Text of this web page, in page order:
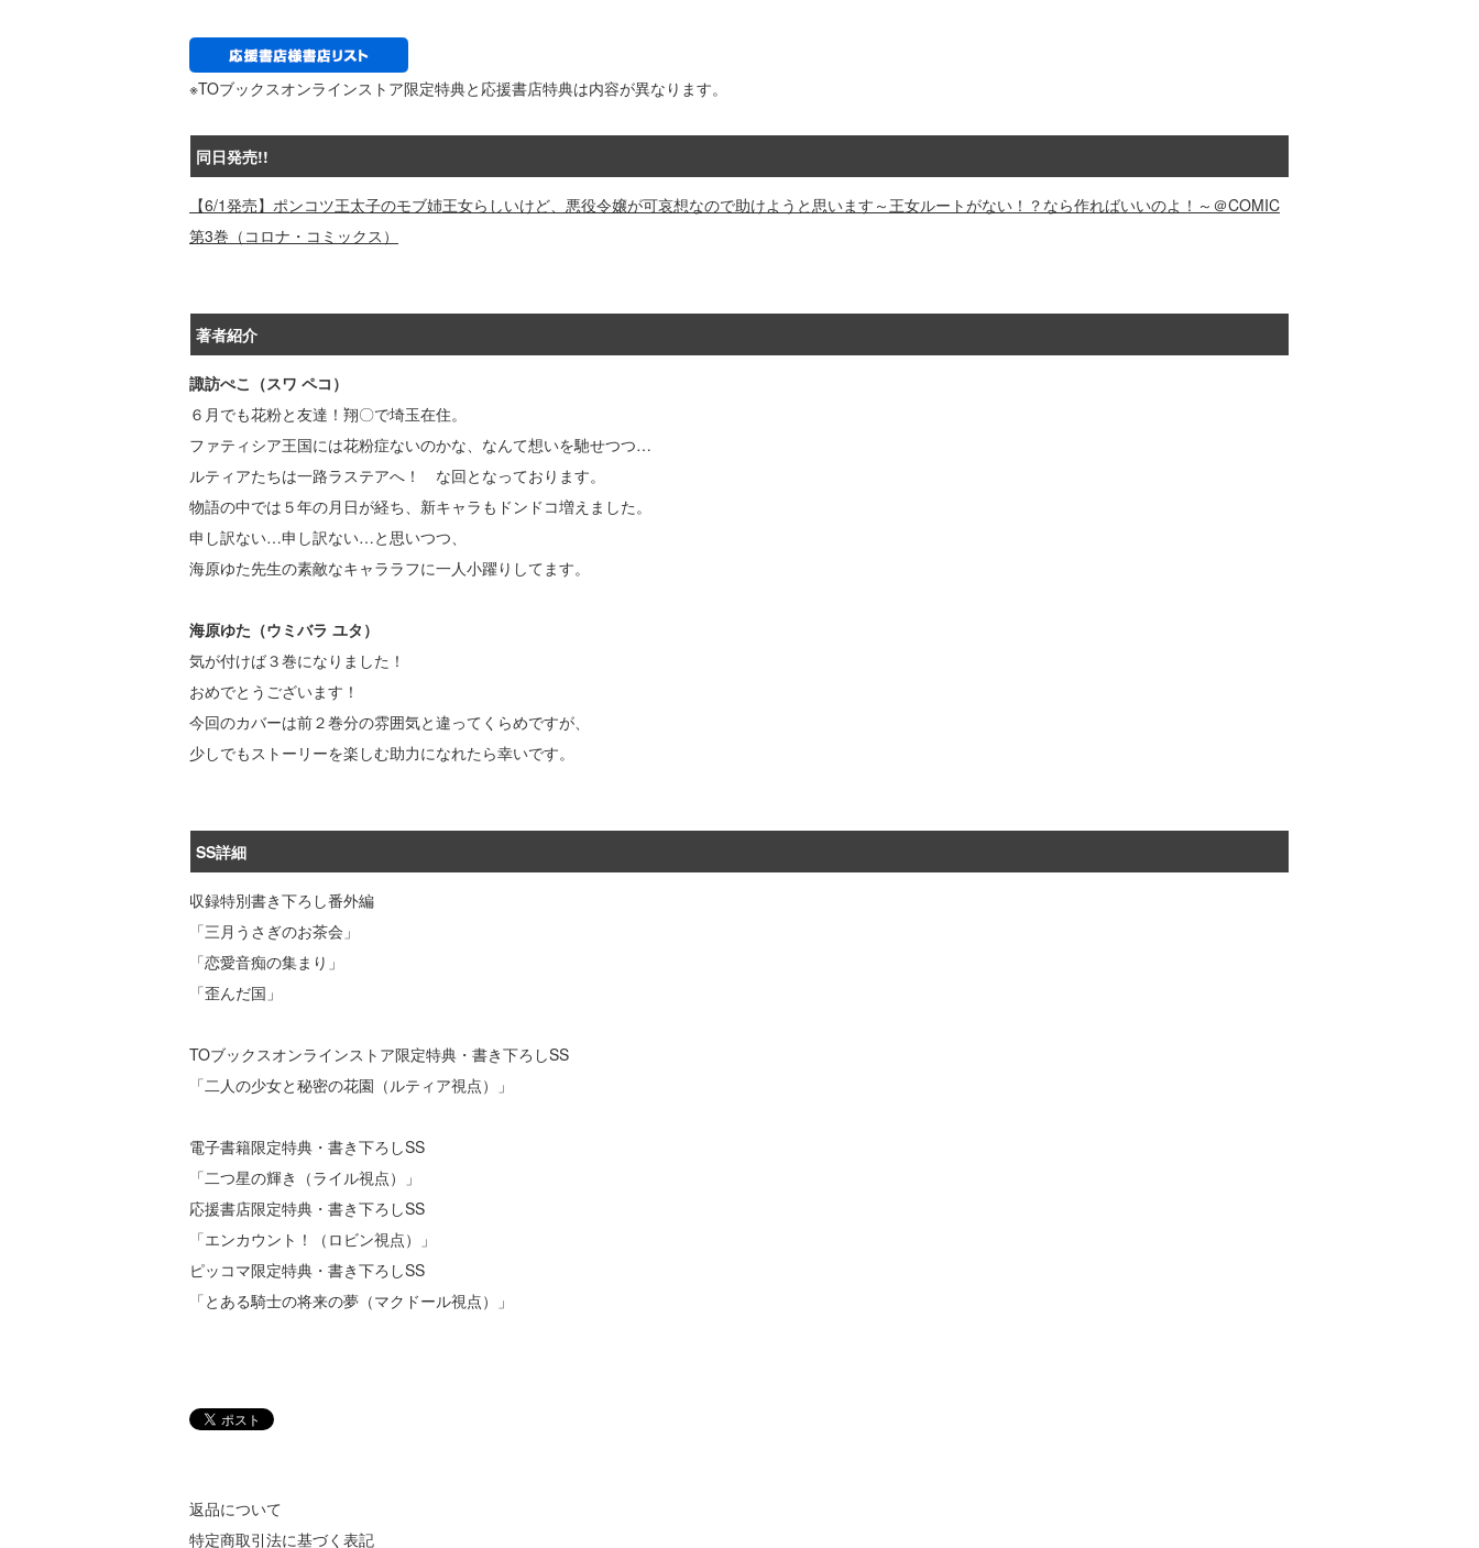
※TOブックスオンラインストア限定特典と応援書店特典は内容が異なります。
同日発売!!
【6/1発売】ポンコツ王太子のモブ姉王女らしいけど、悪役令嬢が可哀想なので助けようと思います～王女ルートがない！？なら作ればいいのよ！～＠COMIC
第3巻（コロナ・コミックス）
著者紹介
諏訪ぺこ（スワ ペコ）
６月でも花粉と友達！翔〇で埼玉在住。
ファティシア王国には花粉症ないのかな、なんて想いを馳せつつ…
ルティアたちは一路ラステアへ！ な回となっております。
物語の中では５年の月日が経ち、新キャラもドンドコ増えました。
申し訳ない…申し訳ない…と思いつつ、
海原ゆた先生の素敵なキャララフに一人小躍りしてます。
海原ゆた（ウミバラ ユタ）
気が付けば３巻になりました！
おめでとうございます！
今回のカバーは前２巻分の雰囲気と違ってくらめですが、
少しでもストーリーを楽しむ助力になれたら幸いです。
SS詳細
収録特別書き下ろし番外編
「三月うさぎのお茶会」
「恋愛音痴の集まり」
「歪んだ国」
TOブックスオンラインストア限定特典・書き下ろしSS
「二人の少女と秘密の花園（ルティア視点）」
電子書籍限定特典・書き下ろしSS
「二つ星の輝き（ライル視点）」
応援書店限定特典・書き下ろしSS
「エンカウント！（ロビン視点）」
ピッコマ限定特典・書き下ろしSS
「とある騎士の将来の夢（マクドール視点）」
返品について
特定商取引法に基づく表記